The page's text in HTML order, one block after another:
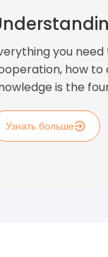
you
how to
is the
Узнать больше